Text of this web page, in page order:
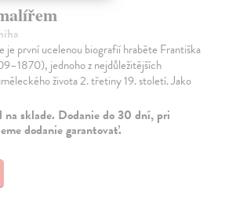
je první ucelenou biografií hraběte Františka
jednoho z nejdůležitějších
života 2. třetiny 19. století. Jako
sklade. Dodanie do 30 dní, pri
dodanie garantovať.